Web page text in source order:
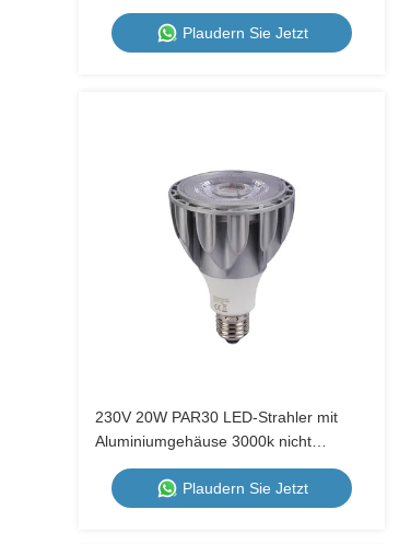
Glühbirne
Plaudern Sie Jetzt
230V 20W PAR30 LED-Strahler mit
Aluminiumgehäuse 3000k nicht
dimmbar
Plaudern Sie Jetzt